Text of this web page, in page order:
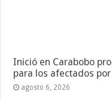
Inició en Carabobo
para los afectados
agosto 6, 2026